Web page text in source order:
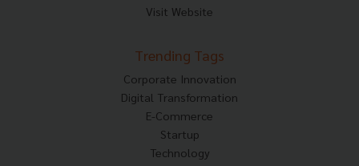
Visit Website
Trending Tags
Corporate Innovation
Digital Transformation
E-Commerce
Startup
Technology